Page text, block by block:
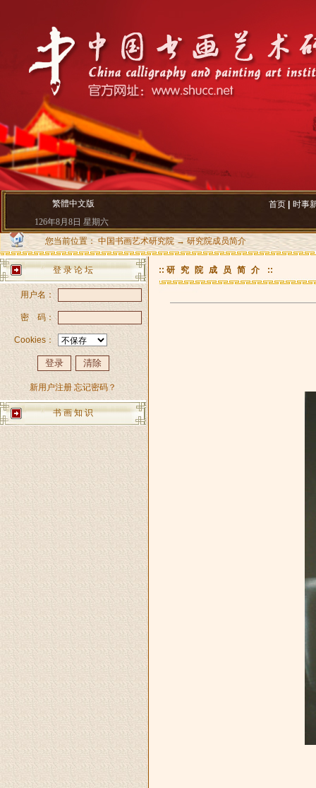
繁體中文版 首页
时事
126年8月8日 星期六
您当前位置：中国书画艺术研究院→研究院成员简介
登 录 论 坛
用户名：
密 码：
Cookies：
新用户注册 忘记密码？
书 画 知 识
:: 研究院成员简介 ::